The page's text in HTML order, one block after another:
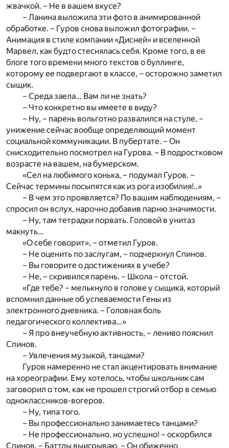
жвачкой. – Не в вашем вкусе?
– Ланина выложила эти фото в анимированной
обработке. – Гуров снова выложил фотографии. –
Анимация в стиле компании «Дисней» и вселенной
Марвел, как будто стеснялась себя. Кроме того, в ее
блоге того времени много текстов о буллинге,
которому ее подвергают в классе, – осторожно заметил
сыщик.
– Среда заела… Вам ли не знать?
– Что конкретно вы имеете в виду?
– Ну, – парень вольготно развалился на стуле, –
унижение сейчас вообще определяющий момент
социальной коммуникации. В пубертате. – Он
снисходительно посмотрел на Гурова. – В подростковом
возрасте на вашем, на бумерском.
«Сел на любимого конька, – подумал Гуров. –
Сейчас термины посыпятся как из рога изобилия!..»
– В чем это проявляется? По вашим наблюдениям, –
спросил он вслух, нарочно добавив парню значимости.
– Ну, там тетрадки порвать. Головой в унитаз
макнуть…
«О себе говорит», – отметил Гуров.
– Не оценить по заслугам, – подчеркнул Спинов.
– Вы говорите о достижениях в учебе?
– Не, – скривился парень. – Школа – отстой.
«Где тебе? – мелькнуло в голове у сыщика, который
вспомнил данные об успеваемости Гены из
электронного дневника. – Головная боль
педагогического коллектива…»
– Я про внеучебную активность, – лениво пояснил
Спинов.
– Увлечения музыкой, танцами?
Гуров намеренно не стал акцентировать внимание
на хореографии. Ему хотелось, чтобы школьник сам
заговорил о том, как не прошел строгий отбор в семью
одноклассников-вогеров.
– Ну, типа того.
– Вы профессионально занимаетесь танцами?
– Не профессионально, но успешно! – оскорбился
Спинов. – Баттлы выигрываю. – Он обиженно